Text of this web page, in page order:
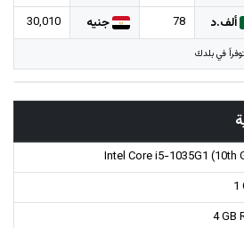
ألف.د 78 جنيه 30,010
في بلدك
Intel Core i5-1035G1 (10th
1
4 GB